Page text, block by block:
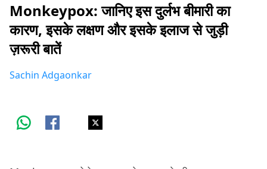
Monkeypox: जानिए इस दुर्लभ बीमारी का
कारण, इसके लक्षण और इसके इलाज से जुड़ी
ज़रूरी बातें
Sachin Adgaonkar